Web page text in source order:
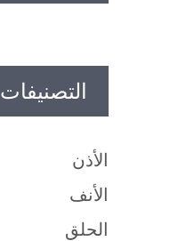
التصنيفات
الأذن
الأنف
الحلق